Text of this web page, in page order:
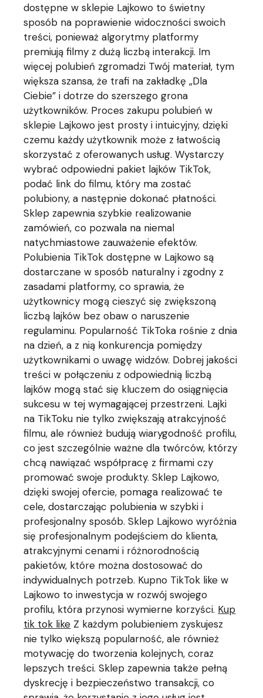
dostępne w sklepie Lajkowo to świetny
sposób na poprawienie widoczności swoich
treści, ponieważ algorytmy platformy
premiują filmy z dużą liczbą interakcji. Im
więcej polubień zgromadzi Twój materiał, tym
większa szansa, że trafi na zakładkę „Dla
Ciebie” i dotrze do szerszego grona
użytkowników. Proces zakupu polubień w
sklepie Lajkowo jest prosty i intuicyjny, dzięki
czemu każdy użytkownik może z łatwością
skorzystać z oferowanych usług. Wystarczy
wybrać odpowiedni pakiet lajków TikTok,
podać link do filmu, który ma zostać
polubiony, a następnie dokonać płatności.
Sklep zapewnia szybkie realizowanie
zamówień, co pozwala na niemal
natychmiastowe zauważenie efektów.
Polubienia TikTok dostępne w Lajkowo są
dostarczane w sposób naturalny i zgodny z
zasadami platformy, co sprawia, że
użytkownicy mogą cieszyć się zwiększoną
liczbą lajków bez obaw o naruszenie
regulaminu. Popularność TikToka rośnie z dnia
na dzień, a z nią konkurencja pomiędzy
użytkownikami o uwagę widzów. Dobrej jakości
treści w połączeniu z odpowiednią liczbą
lajków mogą stać się kluczem do osiągnięcia
sukcesu w tej wymagającej przestrzeni. Lajki
na TikToku nie tylko zwiększają atrakcyjność
filmu, ale również budują wiarygodność profilu,
co jest szczególnie ważne dla twórców, którzy
chcą nawiązać współpracę z firmami czy
promować swoje produkty. Sklep Lajkowo,
dzięki swojej ofercie, pomaga realizować te
cele, dostarczając polubienia w szybki i
profesjonalny sposób. Sklep Lajkowo wyróżnia
się profesjonalnym podejściem do klienta,
atrakcyjnymi cenami i różnorodnością
pakietów, które można dostosować do
indywidualnych potrzeb. Kupno TikTok like w
Lajkowo to inwestycja w rozwój swojego
profilu, która przynosi wymierne korzyści. Kup
tik tok like Z każdym polubieniem zyskujesz
nie tylko większą popularność, ale również
motywację do tworzenia kolejnych, coraz
lepszych treści. Sklep zapewnia także pełną
dyskrecję i bezpieczeństwo transakcji, co